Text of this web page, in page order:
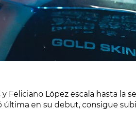
Feliciano López escala hasta la
última en su debut, consigue